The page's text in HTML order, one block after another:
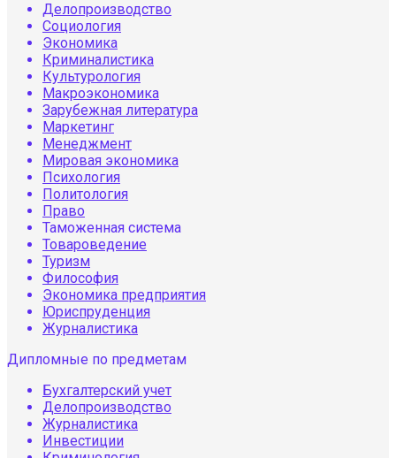
Делопроизводство
Социология
Экономика
Криминалистика
Культурология
Макроэкономика
Зарубежная литература
Маркетинг
Менеджмент
Мировая экономика
Психология
Политология
Право
Таможенная система
Товароведение
Туризм
Философия
Экономика предприятия
Юриспруденция
Журналистика
Дипломные по предметам
Бухгалтерский учет
Делопроизводство
Журналистика
Инвестиции